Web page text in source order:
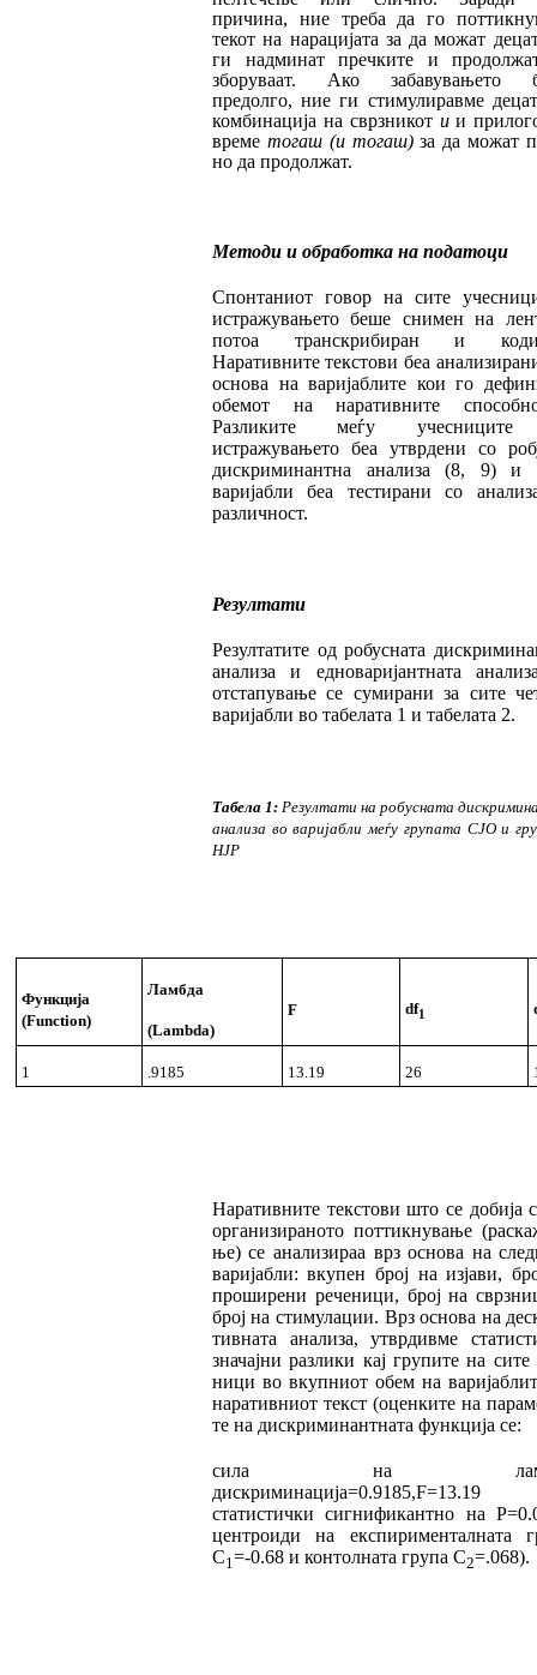
причина, ние треба да го
текот на нарацијата за да можат
ги надминат пречките и
збору­ваат. Ако забавувањето
предолго, ние ги сти­мулиравме
комбинација на свр­зникот ии прило
време тогаш (и тогаш)за да можат
но да продолжат.
Методи и обработка на податоци
Спонтаниот говор на сите
истражувањето беше снимен на
потоа транскрибиран и
Наративните текстови беа
основа на варијаблите кои го де
обемот на наративните
Разликите меѓу
истражувањето беа утврдени со
дискриминантна анализа (8, 9) и
варијабли беа тестирани со ана
различност.
Резултати
Резултатите од робусната
анализа и едноваријантната
отстапување се сумирани за сите
варијабли во табелата 1 и табелата 2.
Табела 1:Резултати на робусната
анализа во варијабли меѓу групата СЈО и
НЈР
Функција
(Function)
Ламбда
(Lambda)
F df1
1 .9185 13.19 26
Наративните текстови што се добија
организираното поттикнување
ње) се ана­лизираа врз основа на
варијабли: вкупен број на изјави,
проширени реченици, број на
број на стимулации. Врз основа на дес
тивната анализа, утврдивме
значајни разлики кај групите на сите
ници во вкупниот обем на варијаб
наративниот текст (оценките на пара
те на дискриминантната функција се:
сила на
дискриминација=0.9185,F=13.19
статистички сигнификантно на
центроиди на експирименталната
C1=-0.68 и контолната група C2=.068).